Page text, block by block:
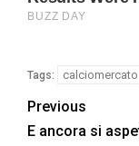
Tags: calciomercato
Previous
E ancora si